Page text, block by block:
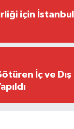
için
İç ve